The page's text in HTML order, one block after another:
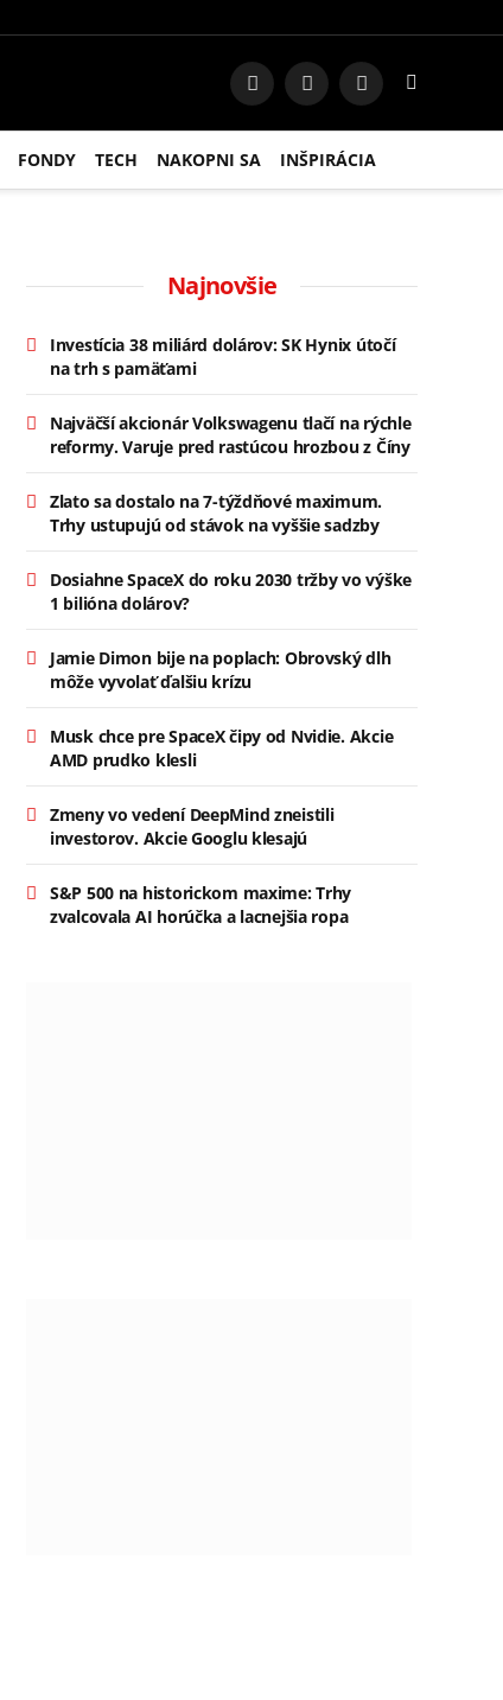
FacebookInstagram
RSS
FONDY TECH NAKOPNI SA INŠPIRÁCIA
Najnovšie
Investícia 38 miliárd dolárov: SK Hynix útočí
na trh s pamäťami
Najväčší akcionár Volkswagenu tlačí na rýchle
reformy. Varuje pred rastúcou hrozbou z Číny
Zlato sa dostalo na 7-týždňové maximum.
Trhy ustupujú od stávok na vyššie sadzby
Dosiahne SpaceX do roku 2030 tržby vo výške
1 bilióna dolárov?
Jamie Dimon bije na poplach: Obrovský dlh
môže vyvolať ďalšiu krízu
Musk chce pre SpaceX čipy od Nvidie. Akcie
AMD prudko klesli
Zmeny vo vedení DeepMind zneistili
investorov. Akcie Googlu klesajú
S&P 500 na historickom maxime: Trhy
zvalcovala AI horúčka a lacnejšia ropa